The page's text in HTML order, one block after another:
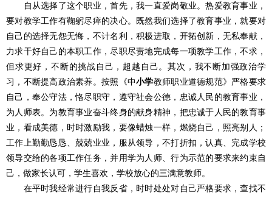
自从选择了这个职业，首先，我一直爱岗敬业。热爱教育事业，
要对教学工作有鞠躬尽瘁的决心。既然我们选择了教育事业，就要对
自己的选择无怨无悔，不计名利，积极进取，开拓创新，无私奉献，
力求干好自己的本职工作，尽职尽责地完成每一项教学工作，不求，
但求更好，不断的挑战自己，超越自己。其次，我不断加强政治学
习，不断提高政治素养。按照《中小学教师职业道德规范》严格要求
自己，奉公守法，恪尽职守，遵守社会公德，忠诚人民的教育事业，
为人师表。为教育事业奋斗终身的献身精神，把忠诚于人民的教育事
业，看成美德，时时激励我，要像蜡烛一样，燃烧自己，照亮别人；
工作上勤勤恳恳、兢兢业业，服从领导，不打折扣，认真、完成学校
领导交给的各项工作任务，并用学为人师、行为示范的要求来约束自
己，做家长认可，学生喜欢，学校放心的三满意教师。
在平时我经常进行自我反省，时时处处对自己严格要求，查找不